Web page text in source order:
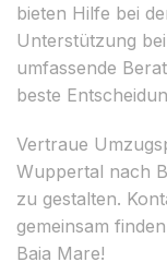
bieten Hilfe bei
Unterstützung
umfassende
beste
Vertraue
Wuppertal nach
zu gestalten.
gemeinsam
Baia Mare!